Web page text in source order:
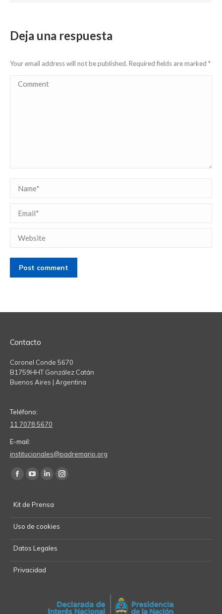
Deja una respuesta
Your email address will not be published. Required fields are marked *
Comment
Name *
Email *
Website
Post comment
Contacto
Coronel Conde 5670
B1759HHT González Catán
Buenos Aires | Argentina
Teléfono:
11 7078 5670
E-mail:
institucionales@padremario.org
Find us on:
Facebook
opens
in
new
window
opens
in
new
window
Linkedin
opens
in
new
window
Instagram
in
Kit de Prensa
Uso de cookies
Datos Legales
Privacidad